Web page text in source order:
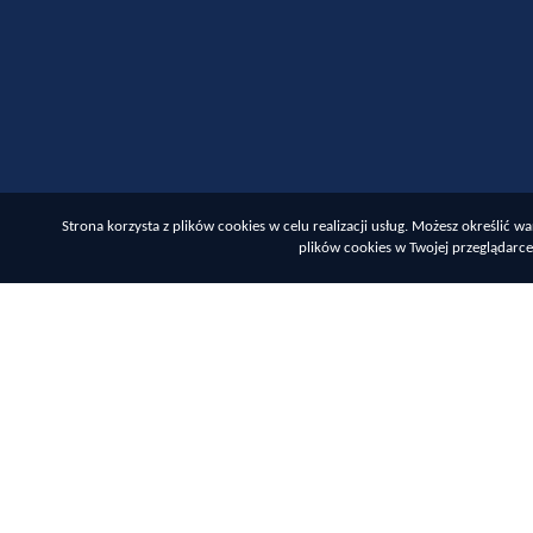
Strona korzysta z plików cookies w celu realizacji usług. Możesz określić
plików cookies w Twojej